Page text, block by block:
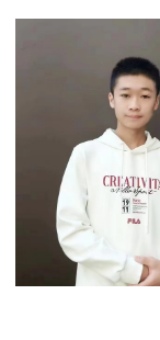
八（1）班龙...